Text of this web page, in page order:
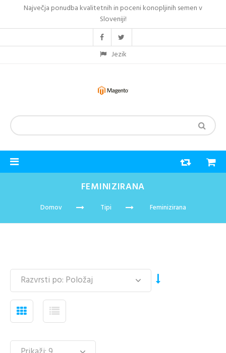
Največja ponudba kvalitetnih in poceni konopljinih semen v
Sloveniji!
Jezik
FEMINIZIRANA
Domov Tipi Feminizirana